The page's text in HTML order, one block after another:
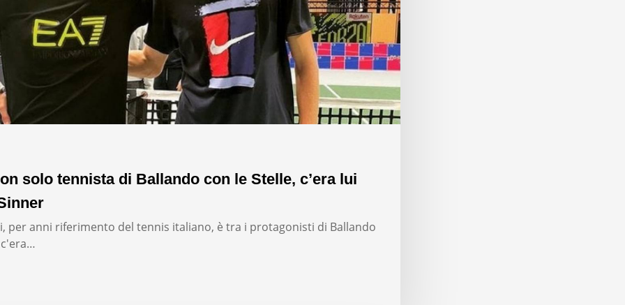
solo tennista di Ballando con le Stelle, c’era lui
per anni riferimento del tennis italiano, è tra i protagonisti di Ballando